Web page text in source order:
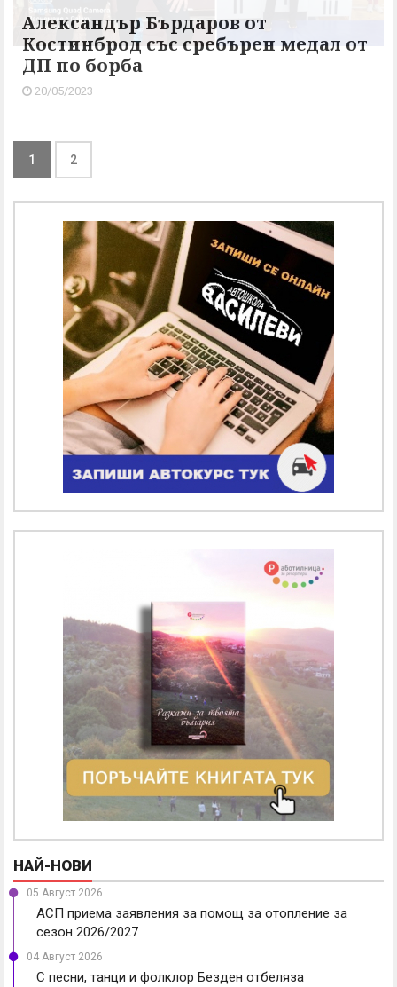
Александър Бърдаров от
Костинброд със сребърен медал от
ДП по борба
20/05/2023
1 2
НАЙ-НОВИ
05 Август 2026
АСП приема заявления за помощ за отопление за
сезон 2026/2027
04 Август 2026
С песни, танци и фолклор Безден отбеляза